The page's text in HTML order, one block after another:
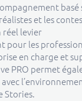
basé
et les
réel levier
pour les
en charge et
PRO permet
Stories.